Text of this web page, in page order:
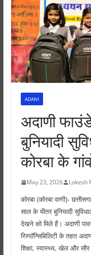
ADANI
अदाणी
बुनियादी
कोरबा के
May 23, 2026 Lokesh
कोरबा (कोरबा वाणी)-
साल के भीतर बुनियादी
देखने को मिले हैं। अदाणी पावर
रिस्पॉन्सिबिलिटी के तहत
शिक्षा, स्वास्थ्य, खेल और